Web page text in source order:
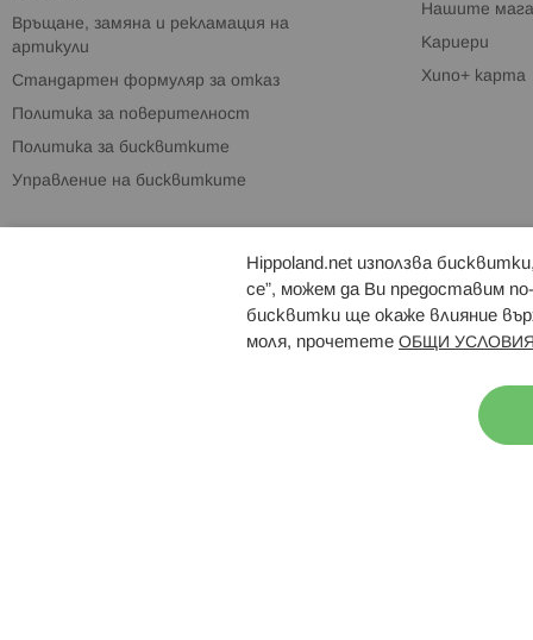
Връщане, замяна и рекламация на
артикули
Стандартен формуляр за отказ
Политика за поверителност
Политика за бисквитките
Управление на бисквитките
Нашите
Кариери
Хипо+ карта
Брошури Магазини
Hippoland.net използва
се”, можем да Ви предоставим
бисквитки ще окаже влияние
моля, прочетете ОБЩИ УСЛОВИЯ